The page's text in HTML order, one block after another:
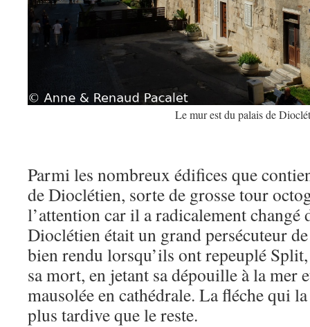
Le mur est du palais de
Parmi les nombreux édifices que
de Dioclétien, sorte de grosse tour
l’attention car il a radicalement changé
Dioclétien était un grand persécuteur
bien rendu lorsqu’ils ont repeuplé
sa mort, en jetant sa dépouille à la mer
mausolée en cathédrale. La fléche qui
plus tardive que le reste.